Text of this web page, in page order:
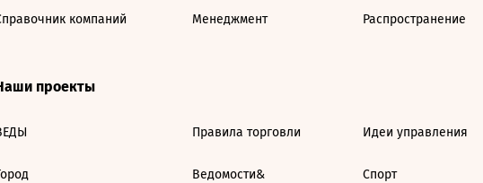
компаний Менеджмент Распространение
проекты
Правила торговли
Ведомости&
Идеи управления
Спорт